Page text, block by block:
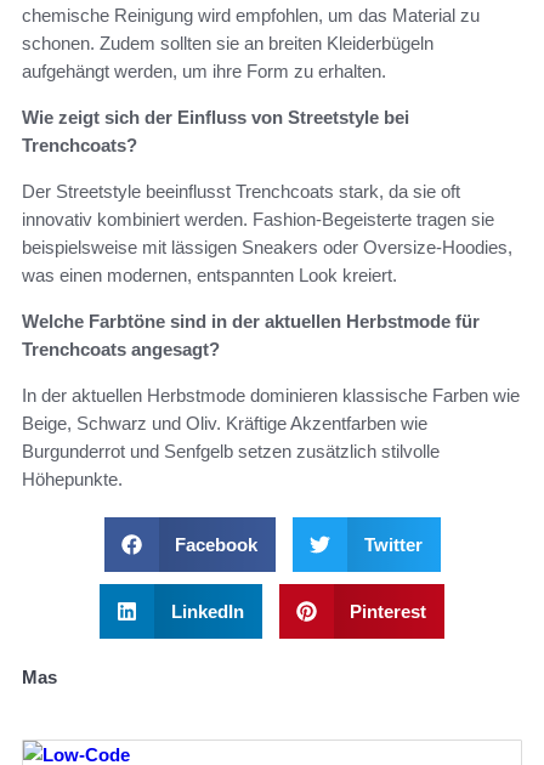
chemische Reinigung wird empfohlen, um das Material zu
schonen. Zudem sollten sie an breiten Kleiderbügeln
aufgehängt werden, um ihre Form zu erhalten.
Wie zeigt sich der Einfluss von Streetstyle bei
Trenchcoats?
Der Streetstyle beeinflusst Trenchcoats stark, da sie oft
innovativ kombiniert werden. Fashion-Begeisterte tragen sie
beispielsweise mit lässigen Sneakers oder Oversize-Hoodies,
was einen modernen, entspannten Look kreiert.
Welche Farbtöne sind in der aktuellen Herbstmode für
Trenchcoats angesagt?
In der aktuellen Herbstmode dominieren klassische Farben wie
Beige, Schwarz und Oliv. Kräftige Akzentfarben wie
Burgunderrot und Senfgelb setzen zusätzlich stilvolle
Höhepunkte.
Facebook Twitter
LinkedIn Pinterest
Mas